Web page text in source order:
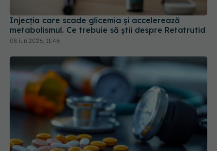
Injecția care scade glicemia și accelerează
metabolismul. Ce trebuie să știi despre Retatrutid
08 iun 2026, 11:46